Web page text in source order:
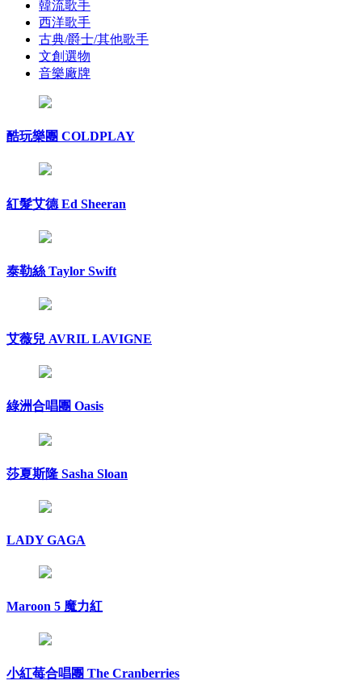
韓流歌手
西洋歌手
古典/爵士/其他歌手
文創選物
音樂廠牌
酷玩樂團 COLDPLAY
紅髮艾德 Ed Sheeran
泰勒絲 Taylor Swift
艾薇兒 AVRIL LAVIGNE
綠洲合唱團 Oasis
莎夏斯隆 Sasha Sloan
LADY GAGA
Maroon 5 魔力紅
小紅莓合唱團 The Cranberries